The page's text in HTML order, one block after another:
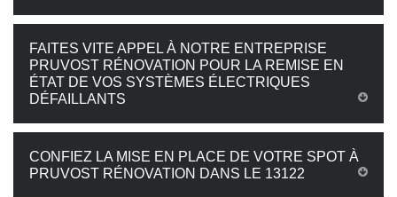
FAITES VITE APPEL À NOTRE ENTREPRISE
PRUVOST RÉNOVATION POUR LA REMISE EN
ÉTAT DE VOS SYSTÈMES ÉLECTRIQUES
DÉFAILLANTS
CONFIEZ LA MISE EN PLACE DE VOTRE SPOT À
PRUVOST RÉNOVATION DANS LE 13122